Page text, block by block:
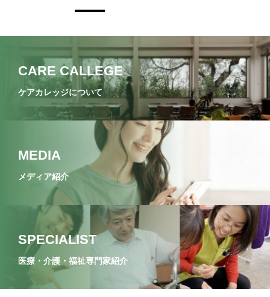
CARE CALLEGE
ケアカレッジについて
MEDIA
メディア紹介
SPECIALIST
医療・介護・福祉専門家紹介